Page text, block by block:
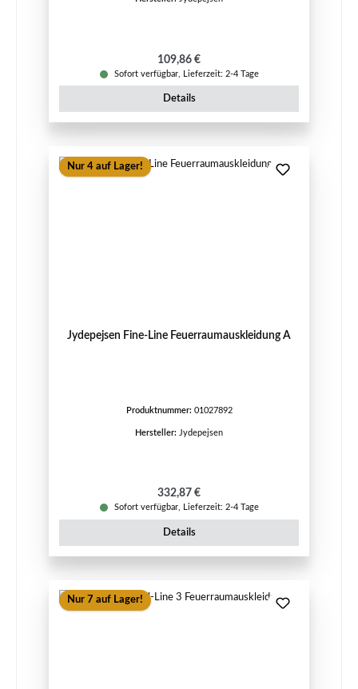
Regulärer Preis:
109,86 €
Sofort verfügbar, Lieferzeit: 2-4 Tage
Details
Nur 4 auf Lager!
Jydepejsen Fine-Line Feuerraumauskleidung A
Produktnummer: 01027892
Hersteller: Jydepejsen
Regulärer Preis:
332,87 €
Sofort verfügbar, Lieferzeit: 2-4 Tage
Details
Nur 7 auf Lager!